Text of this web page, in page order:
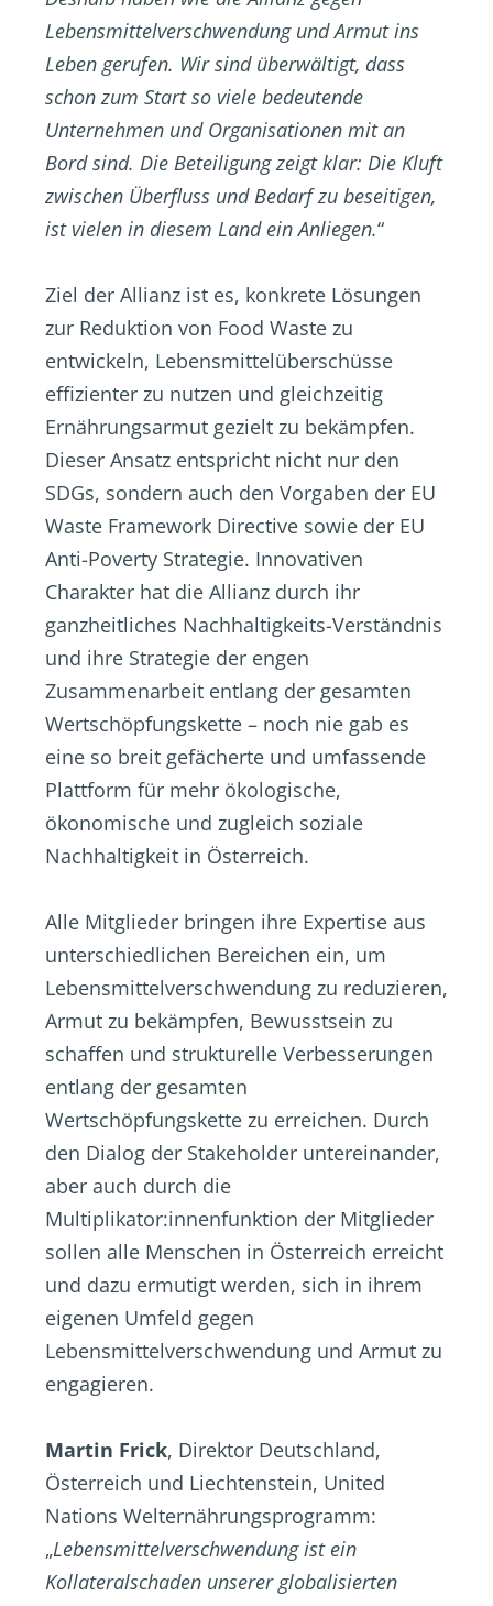
Lebensmittelverschwendung und Armut ins
Leben gerufen. Wir sind überwältigt, dass
schon zum Start so viele bedeutende
Unternehmen und Organisationen mit an
Bord sind. Die Beteiligung zeigt klar: Die Kluft
zwischen Überfluss und Bedarf zu beseitigen,
ist vielen in diesem Land ein Anliegen.“
Ziel der Allianz ist es, konkrete Lösungen
zur Reduktion von Food Waste zu
entwickeln, Lebensmittelüberschüsse
effizienter zu nutzen und gleichzeitig
Ernährungsarmut gezielt zu bekämpfen.
Dieser Ansatz entspricht nicht nur den
SDGs, sondern auch den Vorgaben der EU
Waste Framework Directive sowie der EU
Anti-Poverty Strategie. Innovativen
Charakter hat die Allianz durch ihr
ganzheitliches Nachhaltigkeits-Verständnis
und ihre Strategie der engen
Zusammenarbeit entlang der gesamten
Wertschöpfungskette – noch nie gab es
eine so breit gefächerte und umfassende
Plattform für mehr ökologische,
ökonomische und zugleich soziale
Nachhaltigkeit in Österreich.
Alle Mitglieder bringen ihre Expertise aus
unterschiedlichen Bereichen ein, um
Lebensmittelverschwendung zu reduzieren,
Armut zu bekämpfen, Bewusstsein zu
schaffen und strukturelle Verbesserungen
entlang der gesamten
Wertschöpfungskette zu erreichen. Durch
den Dialog der Stakeholder untereinander,
aber auch durch die
Multiplikator:innenfunktion der Mitglieder
sollen alle Menschen in Österreich erreicht
und dazu ermutigt werden, sich in ihrem
eigenen Umfeld gegen
Lebensmittelverschwendung und Armut zu
engagieren.
Martin Frick, Direktor Deutschland,
Österreich und Liechtenstein, United
Nations Welternährungsprogramm:
„Lebensmittelverschwendung ist ein
Kollateralschaden unserer globalisierten